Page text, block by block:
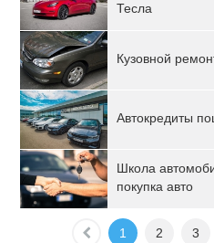
Тесла
Кузовной
Автокредиты
Школа
покупка авто
1 2 3